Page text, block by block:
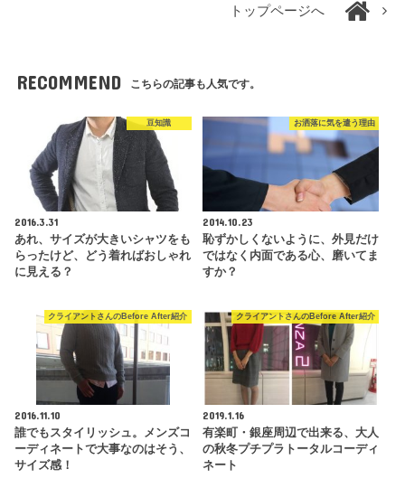
トップページへ
RECOMMEND こちらの記事も人気です。
豆知識
2016.3.31
あれ、サイズが大きいシャツをも
らったけど、どう着ればおしゃれ
に見える？
お洒落に気を遣う理由
2014.10.23
恥ずかしくないように、外見だけ
ではなく内面である心、磨いてま
すか？
クライアントさんのBefore After紹介
2016.11.10
誰でもスタイリッシュ。メンズコ
ーディネートで大事なのはそう、
サイズ感！
クライアントさんのBefore After紹介
2019.1.16
有楽町・銀座周辺で出来る、大人
の秋冬プチプラトータルコーディ
ネート